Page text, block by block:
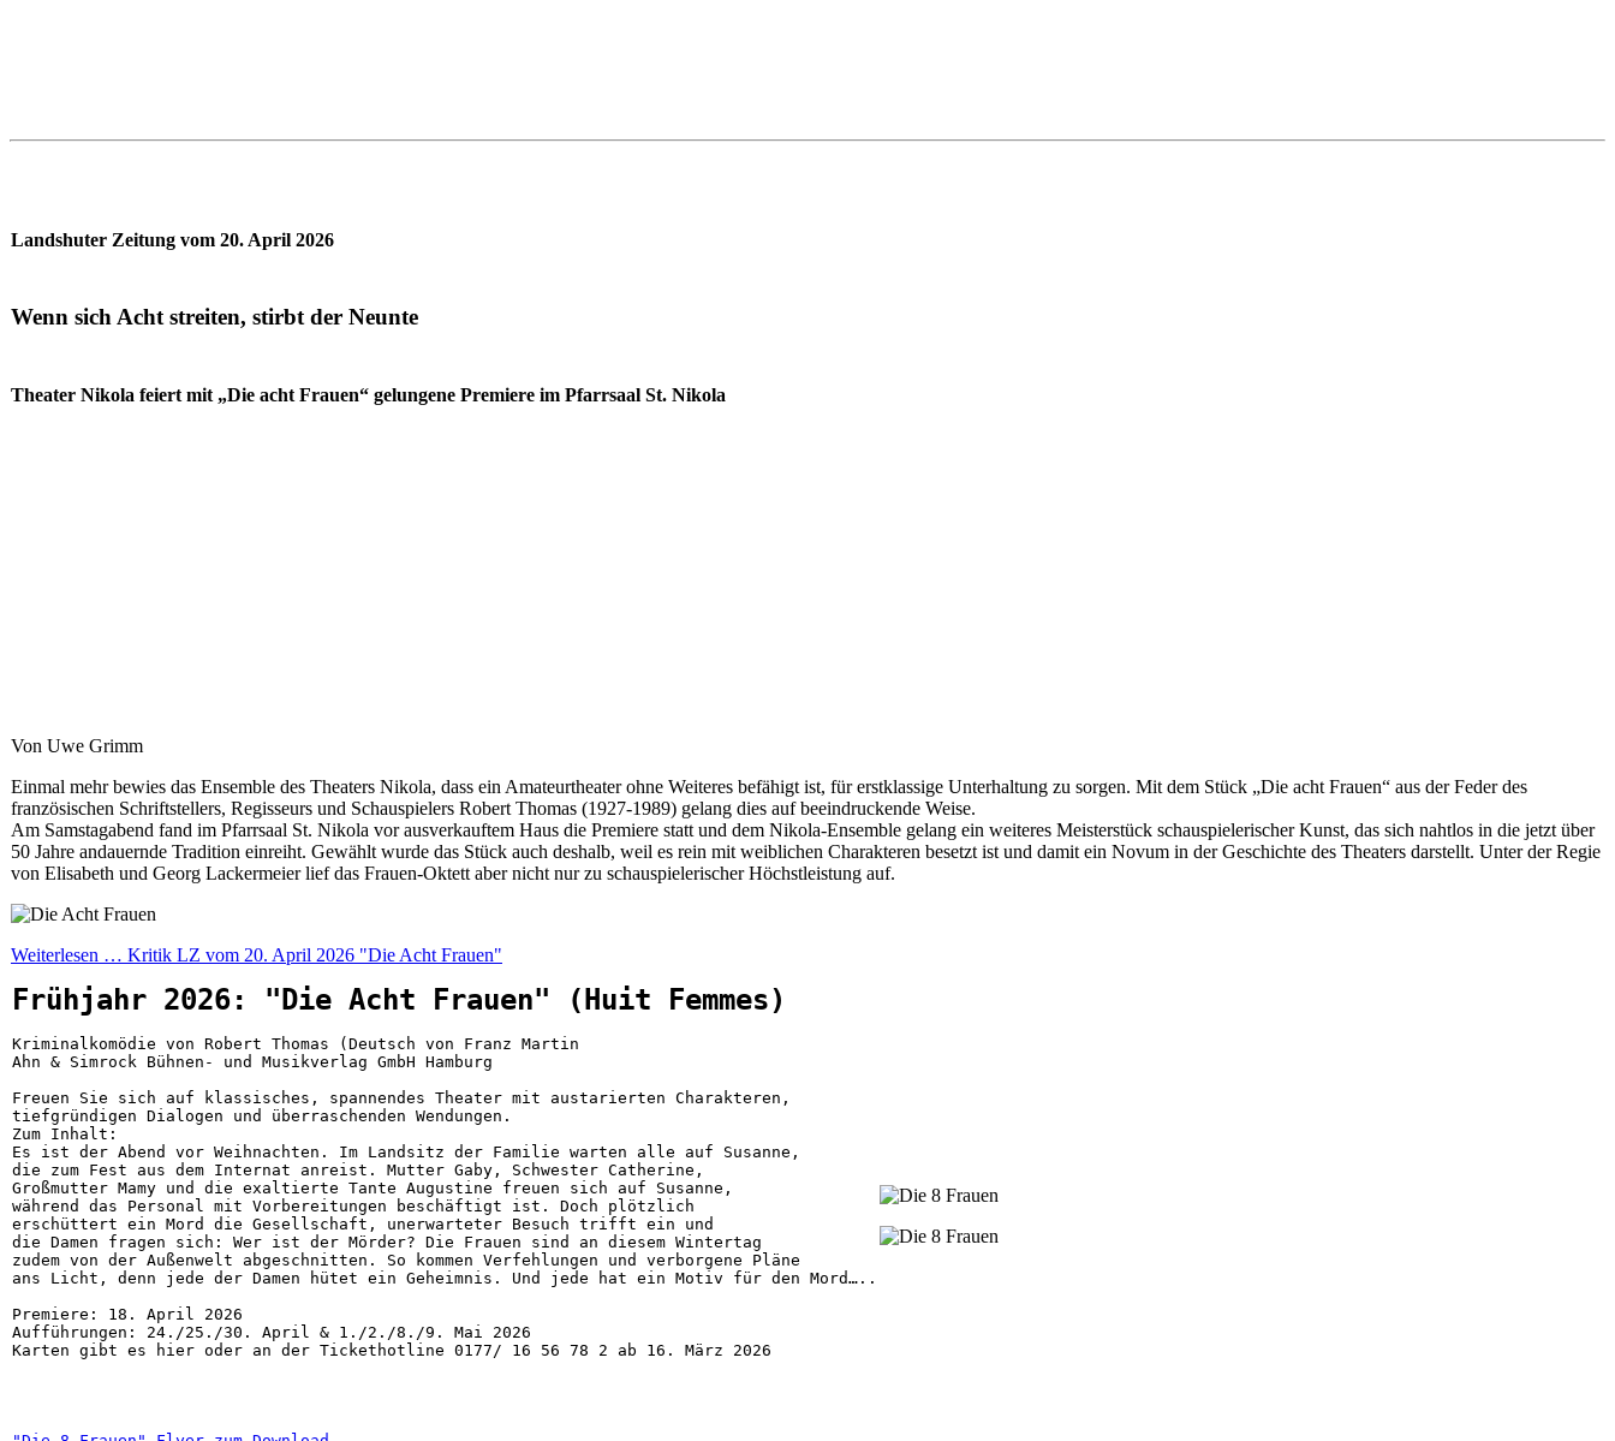
Landshuter Zeitung vom 20. April 2026
Wenn sich Acht streiten, stirbt der Neunte
Theater Nikola feiert mit „Die acht Frauen“ gelungene Premiere im Pfarrsaal St. Nikola
Von Uwe Grimm
Einmal mehr bewies das Ensemble des Theaters Nikola, dass ein Amateurtheater ohne Weiteres befähigt ist, für erstklassige Unterhaltung zu sorgen. Mit dem Stück „Die acht Frauen“ aus der Feder des
französischen Schriftstellers, Regisseurs und Schauspielers Robert Thomas (1927-1989) gelang dies auf beeindruckende Weise.
Am Samstagabend fand im Pfarrsaal St. Nikola vor ausverkauftem Haus die Premiere statt und dem Nikola-Ensemble gelang ein weiteres Meisterstück schauspielerischer Kunst, das sich nahtlos in die jetzt über
50 Jahre andauernde Tradition einreiht. Gewählt wurde das Stück auch deshalb, weil es rein mit weiblichen Charakteren besetzt ist und damit ein Novum in der Geschichte des Theaters darstellt. Unter der Regie
von Elisabeth und Georg Lackermeier lief das Frauen-Oktett aber nicht nur zu schauspielerischer Höchstleistung auf.
Weiterlesen … Kritik LZ vom 20. April 2026 "Die Acht Frauen"
Frühjahr 2026: "Die Acht Frauen" (Huit Femmes)
Kriminalkomödie von Robert Thomas (Deutsch von Franz Martin
Ahn & Simrock Bühnen- und Musikverlag GmbH Hamburg
Freuen Sie sich auf klassisches, spannendes Theater mit austarierten Charakteren,
tiefgründigen Dialogen und überraschenden Wendungen.
Zum Inhalt:
Es ist der Abend vor Weihnachten. Im Landsitz der Familie warten alle auf Susanne,
die zum Fest aus dem Internat anreist. Mutter Gaby, Schwester Catherine,
Großmutter Mamy und die exaltierte Tante Augustine freuen sich auf Susanne,
während das Personal mit Vorbereitungen beschäftigt ist. Doch plötzlich
erschüttert ein Mord die Gesellschaft, unerwarteter Besuch trifft ein und
die Damen fragen sich: Wer ist der Mörder? Die Frauen sind an diesem Wintertag
zudem von der Außenwelt abgeschnitten. So kommen Verfehlungen und verborgene Pläne
ans Licht, denn jede der Damen hütet ein Geheimnis. Und jede hat ein Motiv für den Mord…..
Premiere: 18. April 2026
Aufführungen: 24./25./30. April & 1./2./8./9. Mai 2026
Karten gibt es hier oder an der Tickethotline 0177/ 16 56 78 2 ab 16. März 2026